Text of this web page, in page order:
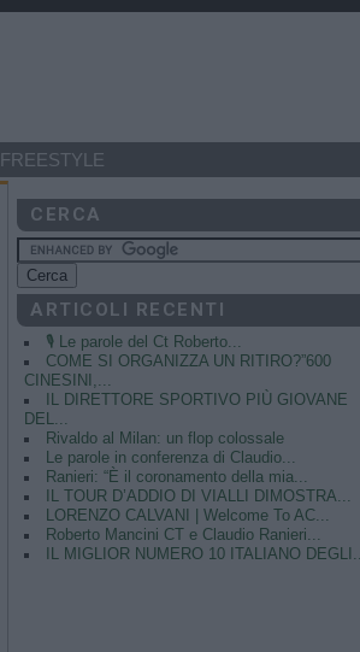
FREESTYLE
CERCA
ARTICOLI RECENTI
🎙️ Le parole del Ct Roberto...
COME SI ORGANIZZA UN RITIRO?”600
CINESINI,...
IL DIRETTORE SPORTIVO PIÙ GIOVANE
DEL...
Rivaldo al Milan: un flop colossale
Le parole in conferenza di Claudio...
Ranieri: “È il coronamento della mia...
IL TOUR D’ADDIO DI VIALLI DIMOSTRA...
LORENZO CALVANI | Welcome To AC...
Roberto Mancini CT e Claudio Ranieri...
IL MIGLIOR NUMERO 10 ITALIANO DEGLI...